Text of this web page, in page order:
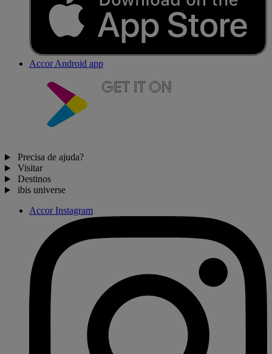
Accor Android app
Precisa de ajuda?
Visitar
Destinos
ibis universe
Accor Instagram